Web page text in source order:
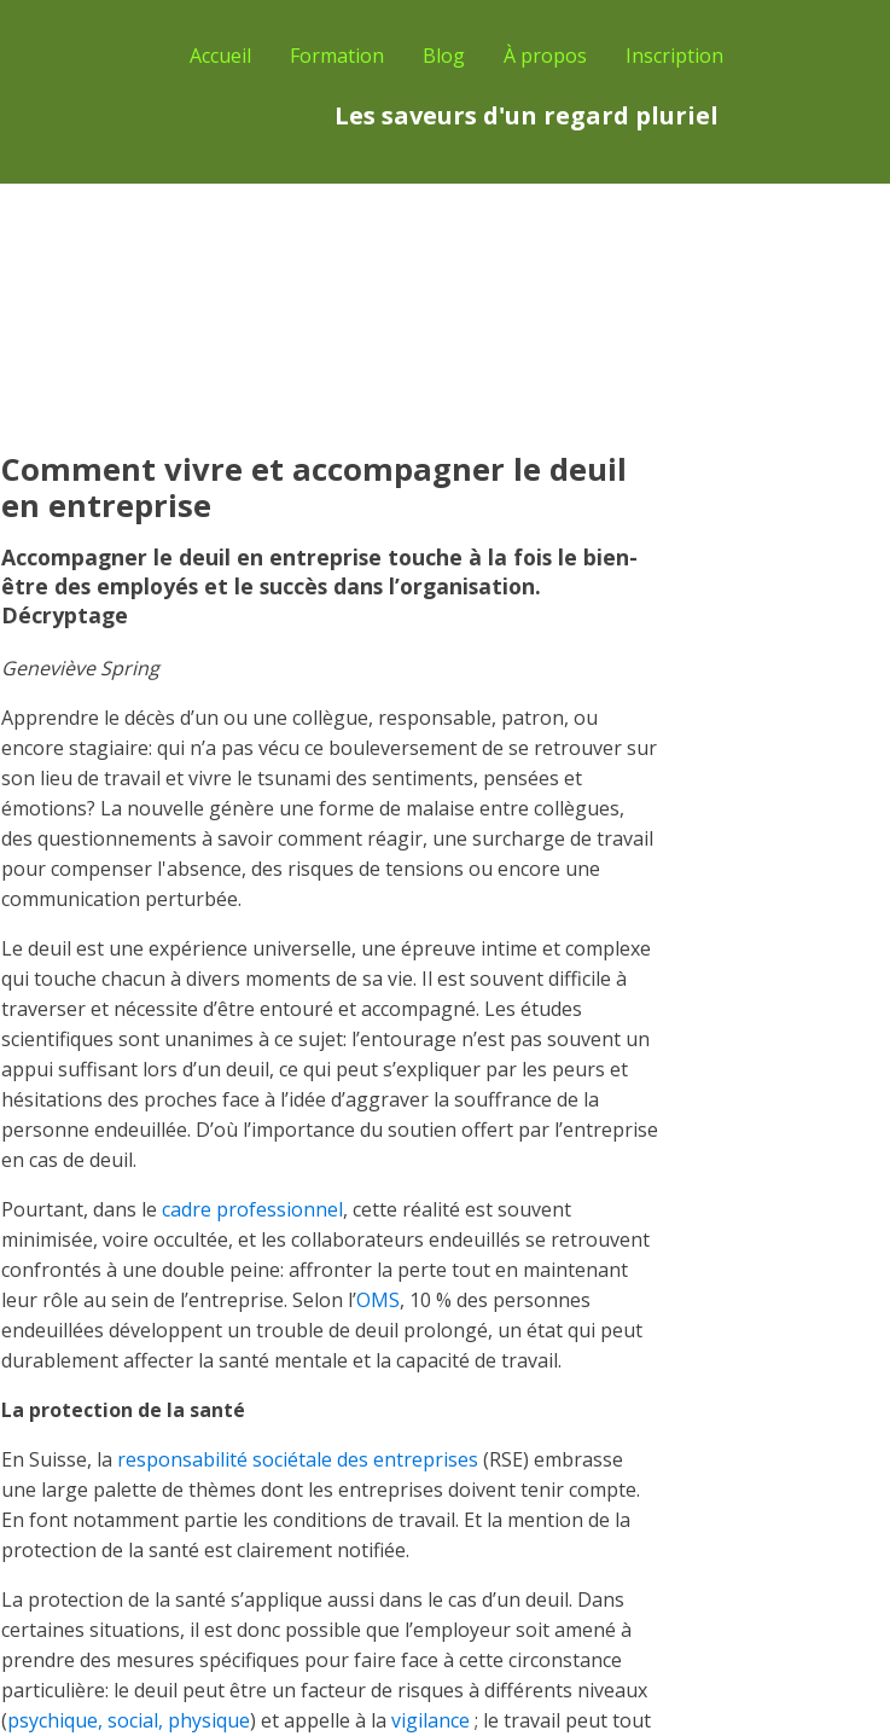
Accueil Formation Blog À propos Inscription
Les saveurs d'un regard pluriel
Comment vivre et accompagner le deuil
en entreprise
Accompagner le deuil en entreprise touche à la fois le bien-
être des employés et le succès dans l’organisation.
Décryptage
Geneviève Spring
Apprendre le décès d’un ou une collègue, responsable, patron, ou
encore stagiaire: qui n’a pas vécu ce bouleversement de se retrouver sur
son lieu de travail et vivre le tsunami des sentiments, pensées et
émotions? La nouvelle génère une forme de malaise entre collègues,
des questionnements à savoir comment réagir, une surcharge de travail
pour compenser l'absence, des risques de tensions ou encore une
communication perturbée.
Le deuil est une expérience universelle, une épreuve intime et complexe
qui touche chacun à divers moments de sa vie. Il est souvent difficile à
traverser et nécessite d’être entouré et accompagné. Les études
scientifiques sont unanimes à ce sujet: l’entourage n’est pas souvent un
appui suffisant lors d’un deuil, ce qui peut s’expliquer par les peurs et
hésitations des proches face à l’idée d’aggraver la souffrance de la
personne endeuillée. D’où l’importance du soutien offert par l’entreprise
en cas de deuil.
Pourtant, dans le cadre professionnel, cette réalité est souvent
minimisée, voire occultée, et les collaborateurs endeuillés se retrouvent
confrontés à une double peine: affronter la perte tout en maintenant
leur rôle au sein de l’entreprise. Selon l’OMS, 10 % des personnes
endeuillées développent un trouble de deuil prolongé, un état qui peut
durablement affecter la santé mentale et la capacité de travail.
La protection de la santé
En Suisse, la responsabilité sociétale des entreprises (RSE) embrasse
une large palette de thèmes dont les entreprises doivent tenir compte.
En font notamment partie les conditions de travail. Et la mention de la
protection de la santé est clairement notifiée.
La protection de la santé s’applique aussi dans le cas d’un deuil. Dans
certaines situations, il est donc possible que l’employeur soit amené à
prendre des mesures spécifiques pour faire face à cette circonstance
particulière: le deuil peut être un facteur de risques à différents niveaux
(psychique, social, physique) et appelle à la vigilance ; le travail peut tout